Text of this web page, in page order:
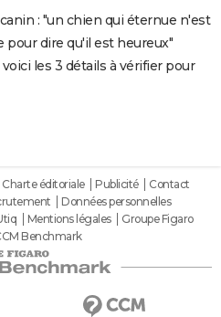
: "un chien qui éternue n'est
pour dire qu'il est heureux"
les 3 détails à vérifier pour
Charte éditoriale Publicité
Contact
Données personnelles
Mentions légales
Groupe Figaro
Benchmark